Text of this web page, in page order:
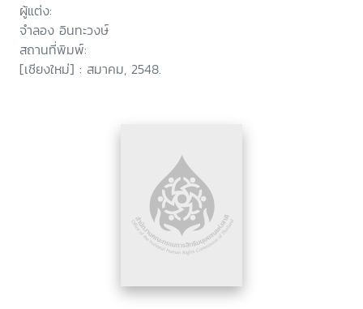
ผู้แต่ง:
จำลอง อินทะวงษ์
สถานที่พิมพ์:
[เชียงใหม่] : สมาคม, 2548.